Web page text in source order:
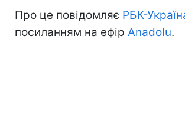
Про це повідомляє РБК-
посиланням на ефір Anadolu.